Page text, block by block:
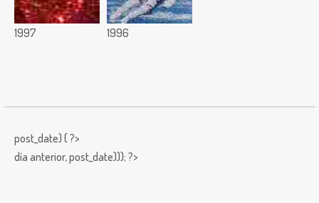
1997 1996
post_date) { ?>
día anterior,post_date))); ?>